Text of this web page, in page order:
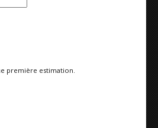
première estimation.